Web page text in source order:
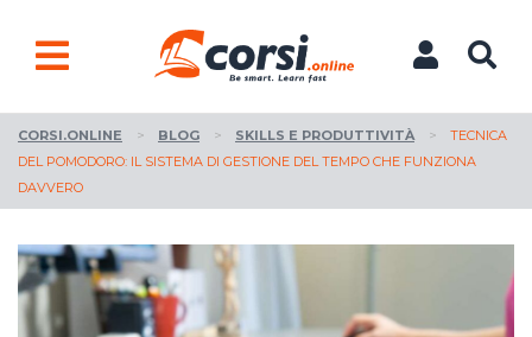
CORSI.ONLINE > BLOG > SKILLS E PRODUTTIVITÀ >
TECNICA
DEL POMODORO: IL SISTEMA DI GESTIONE DEL TEMPO CHE FUNZIONA
DAVVERO